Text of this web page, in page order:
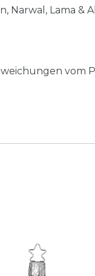
Narwal, Lama &
vom